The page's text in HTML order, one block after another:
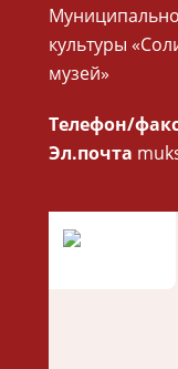
культуры
музей»
Телефон/
Эл.почта